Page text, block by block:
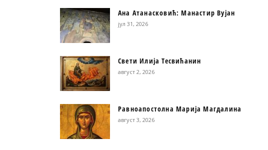
Ана Атанасковић: Манастир Вујан
јул 31, 2026
Свети Илија Тесвићанин
август 2, 2026
Равноапостолна Марија Магдалина
август 3, 2026